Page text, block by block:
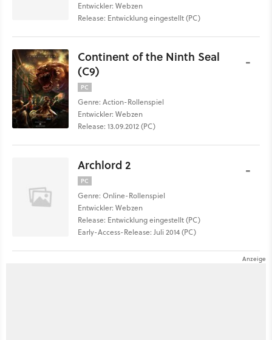
Entwickler: Webzen
Release: Entwicklung eingestellt (PC)
Continent of the Ninth Seal
(C9)
PC
Genre: Action-Rollenspiel
Entwickler: Webzen
Release: 13.09.2012 (PC)
-
Archlord 2
PC
Genre: Online-Rollenspiel
Entwickler: Webzen
Release: Entwicklung eingestellt (PC)
Early-Access-Release: Juli 2014 (PC)
-